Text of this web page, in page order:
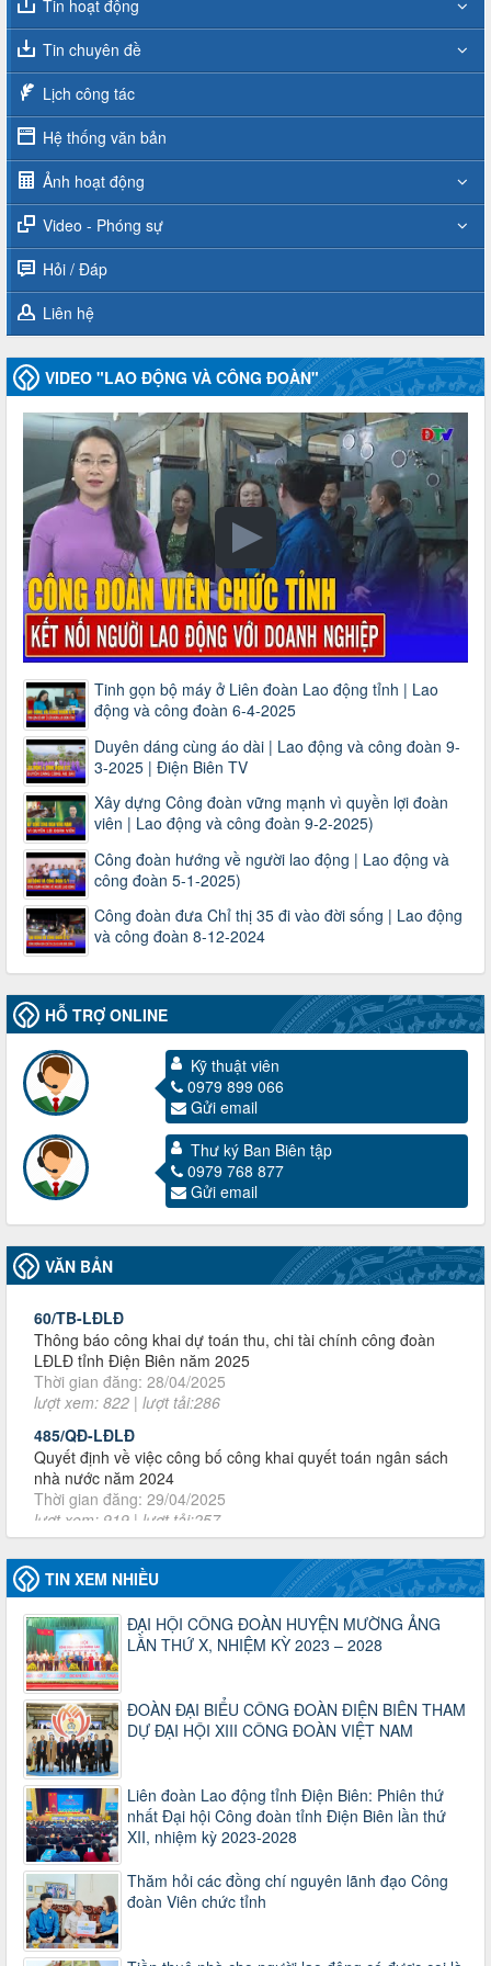
Tin hoạt động
Tin chuyên đề
Lịch công tác
Hệ thống văn bản
Ảnh hoạt động
Video - Phóng sự
Hỏi / Đáp
Liên hệ
VIDEO "LAO ĐỘNG VÀ CÔNG ĐOÀN"
Tinh gọn bộ máy ở Liên đoàn Lao động tỉnh | Lao
động và công đoàn 6-4-2025
Duyên dáng cùng áo dài | Lao động và công đoàn 9-
3-2025 | Điện Biên TV
Xây dựng Công đoàn vững mạnh vì quyền lợi đoàn
viên | Lao động và công đoàn 9-2-2025)
Công đoàn hướng về người lao động | Lao động và
công đoàn 5-1-2025)
Công đoàn đưa Chỉ thị 35 đi vào đời sống | Lao động
và công đoàn 8-12-2024
HỖ TRỢ ONLINE
Kỹ thuật viên
0979 899 066
Gửi email
Thư ký Ban Biên tập
0979 768 877
Gửi email
VĂN BẢN
3716/TLD-TC
Công văn hướng dẫn công tác quả lý tài chính, tài sản công
đoàn khi đơn vị sát nhập, chấm dứt hoạt động
Thời gian đăng: 13/04/2025
lượt xem: 2006 | lượt tải:722
60/TB-LĐLĐ
Thông báo công khai dự toán thu, chi tài chính công đoàn
Thời gian đăng: 28/04/2025
lượt xem: 822 | lượt tải:286
485/QĐ-LĐLĐ
Quyết định về việc công bố công khai quyết toán ngân sách
nhà nước năm 2024
Thời gian đăng: 29/04/2025
lượt xem: 919 | lượt tải:257
2930/TLĐ-TC
Công văn số 2930/TLĐ-TC, ngày 31/12/2024 của Tổng
LĐLĐ Việt Nam về việc quy định tỷ lệ phân phối tự động
Công đoàn năm 2025
Thời gian đăng: 06/01/2025
lượt xem: 1067 | lượt tải:438
47-TTCĐ/BTGTU
Thông tin chuyên đề: Một số nôi dung về sắp xếp tổ chức bộ
máy của hệ thống chính trị tinh gọn, hoạt động hiệu lực, hiệu
quả
Thời gian đăng: 25/12/2024
lượt xem: 1226 | lượt tải:339
37/HD-TLĐ
Hướng dẫn Công đoàn với việc tổ chức và hoạt động của
Ban Thanh tra Nhân dân
Thời gian đăng: 27/12/2024
lượt xem: 4953 | lượt tải:1355
35/HD-TLĐ
Hướng dẫn thực hiện một số nội dung chi liên quan đến
công tác kiểm tra, giám sát tại Công đoàn cơ sở
TIN XEM NHIỀU
ĐẠI HỘI CÔNG ĐOÀN HUYỆN MƯỜNG ẢNG
LẦN THỨ X, NHIỆM KỲ 2023 – 2028
ĐOÀN ĐẠI BIỂU CÔNG ĐOÀN ĐIỆN BIÊN THAM
DỰ ĐẠI HỘI XIII CÔNG ĐOÀN VIỆT NAM
Liên đoàn Lao động tỉnh Điện Biên: Phiên thứ
nhất Đại hội Công đoàn tỉnh Điện Biên lần thứ
XII, nhiệm kỳ 2023-2028
Thăm hỏi các đồng chí nguyên lãnh đạo Công
đoàn Viên chức tỉnh